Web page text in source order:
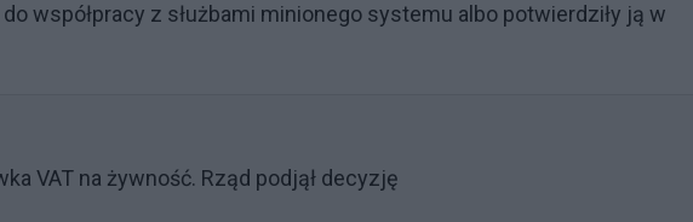
współpracy z służbami minionego systemu albo potwierdziły ją w
VAT na żywność. Rząd podjął decyzję